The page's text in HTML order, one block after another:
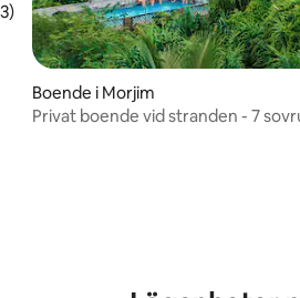
i genomsnittligt betyg, 113 omdömen
Boende i Morjim
Privat boende vid stranden - 7